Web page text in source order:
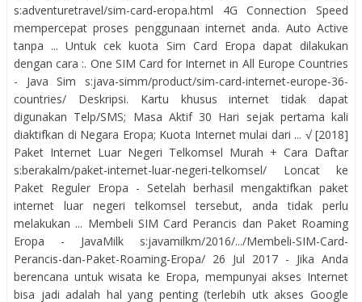
s:adventuretravel/sim-card-eropa.html 4G Connection Speed
mempercepat proses penggunaan internet anda. Auto Active
tanpa ... Untuk cek kuota Sim Card Eropa dapat dilakukan
dengan cara :. One SIM Card for Internet in All Europe Countries
- Java Sim s:java-simm/product/sim-card-internet-europe-36-
countries/ Deskripsi. Kartu khusus internet tidak dapat
digunakan Telp/SMS; Masa Aktif 30 Hari sejak pertama kali
diaktifkan di Negara Eropa; Kuota Internet mulai dari ... √ [2018]
Paket Internet Luar Negeri Telkomsel Murah + Cara Daftar
s:berakalm/paket-internet-luar-negeri-telkomsel/ Loncat ke
Paket Reguler Eropa - Setelah berhasil mengaktifkan paket
internet luar negeri telkomsel tersebut, anda tidak perlu
melakukan ... Membeli SIM Card Perancis dan Paket Roaming
Eropa - JavaMilk s:javamilkm/2016/.../Membeli-SIM-Card-
Perancis-dan-Paket-Roaming-Eropa/ 26 Jul 2017 - Jika Anda
berencana untuk wisata ke Eropa, mempunyai akses Internet
bisa jadi adalah hal yang penting (terlebih utk akses Google